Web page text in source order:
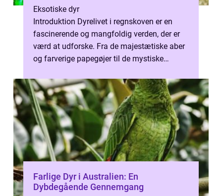
Eksotiske dyr
Introduktion Dyrelivet i regnskoven er en
fascinerende og mangfoldig verden, der er
værd at udforske. Fra de majestætiske aber
og farverige papegøjer til de mystiske
Farlige Dyr i Australien: En
Dybdegående Gennemgang